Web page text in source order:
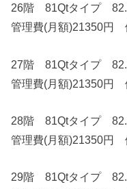
26階 81Qtタイプ
管理費(月額)21350円
27階 81Qtタイプ
管理費(月額)21350円
28階 81Qtタイプ
管理費(月額)21350円
29階 81Qtタイプ